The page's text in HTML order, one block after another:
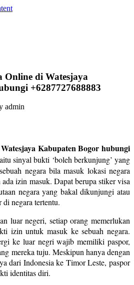
Online di Watesjaya
+6287727688883
admin
Kabupaten Bogor hubungi
sinyal bukti ‘boleh berkunjung’ yang
negara bila masuk lokasi negara
izin masuk. Dapat berupa stiker visa
negara yang bakal dikunjungi atau
di negara tertentu.
luar negeri, setiap orang memerlukan
izin untuk masuk ke sebuah negara.
ke luar negri wajib memiliki paspor,
mereka tuju. Meskipun hanya dengan
dari Indonesia ke Timor Leste, paspor
identitas diri.